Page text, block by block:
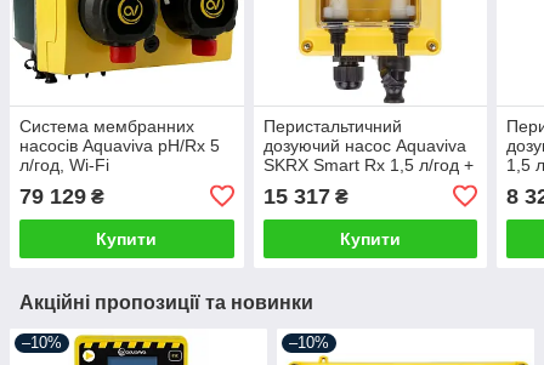
Система мембранних
насосів Aquaviva pH/Rx 5
л/год, Wi-Fi
79 129 ₴
Купити
Перистальтичний
дозуючий насос Aquaviva
SKRX Smart Rx 1,5 л/год +
15 317₴
Купити
1,5
8
Акційні пропозиції та новинки
–10% –10%